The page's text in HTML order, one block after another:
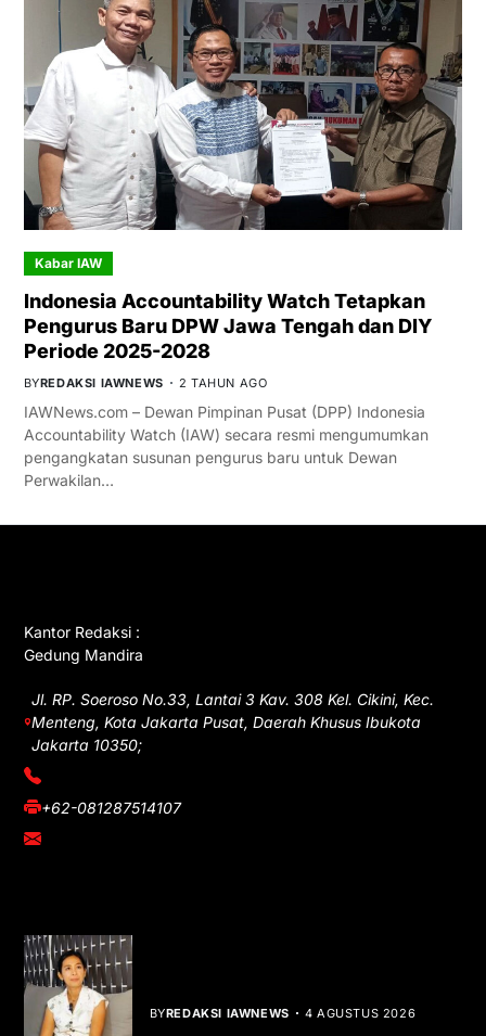
Kabar IAW
Indonesia Accountability Watch Tetapkan
Pengurus Baru DPW Jawa Tengah dan DIY
Periode 2025-2028
BYREDAKSI IAWNEWS 2 TAHUN AGO
IAWNews.com – Dewan Pimpinan Pusat (DPP) Indonesia
Accountability Watch (IAW) secara resmi mengumumkan
pengangkatan susunan pengurus baru untuk Dewan
Perwakilan…
Kantor Redaksi :
Gedung Mandira
Jl. RP. Soeroso No.33, Lantai 3 Kav. 308 Kel. Cikini, Kec.
Menteng, Kota Jakarta Pusat, Daerah Khusus Ibukota
Jakarta 10350;
(021) 3908026
+62-081287514107
adm@iawnews.com
BYREDAKSI IAWNEWS 4 AGUSTUS 2026